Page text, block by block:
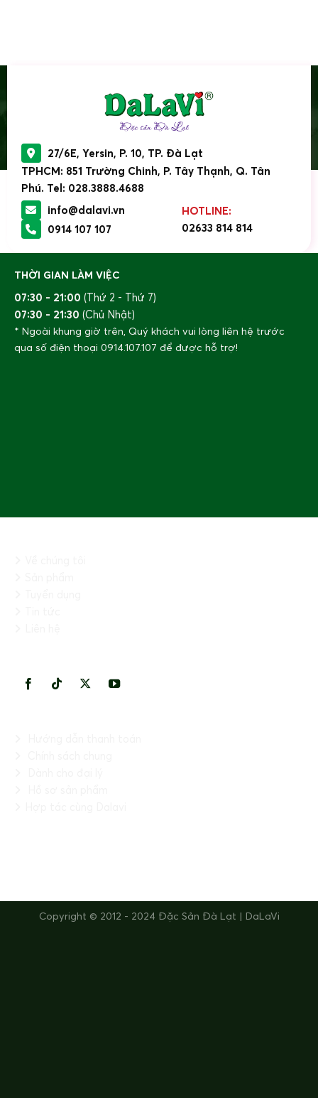
27/6E, Yersin, P. 10, TP. Đà Lạt
TPHCM: 851 Trường Chinh, P. Tây Thạnh, Q. Tân
Phú. Tel: 028.3888.4688
info@dalavi.vn
0914 107 107
HOTLINE:
02633 814 814
THỜI GIAN LÀM VIỆC
07:30 - 21:00 (Thứ 2 - Thứ 7)
07:30 - 21:30 (Chủ Nhật)
* Ngoài khung giờ trên, Quý khách vui lòng liên hệ trước
qua số điện thoại 0914.107.107 để được hỗ trợ!
Copyright © 2012 - 2024 Đặc Sản Đà Lạt | DaLaVi